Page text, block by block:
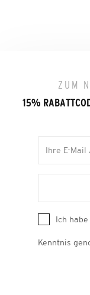
ZUM
15%
Ich habe
Kenntnis